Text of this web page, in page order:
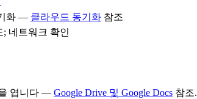
화 — 클라우드 동기화 참조
네트워크 확인
엽니다 — Google Drive 및 Google Docs 참조.